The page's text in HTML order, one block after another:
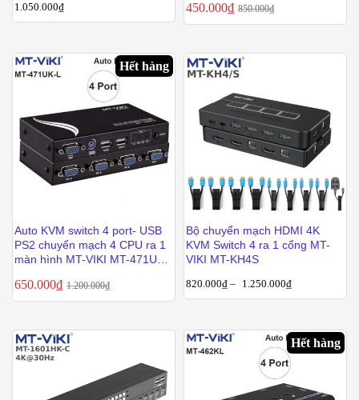
1.050.000₫ 450.000₫ 850.000₫
Hết hàng
Auto KVM switch 4 port- USB
PS2 chuyển mạch 4 CPU ra 1
màn hình MT-VIKI MT-471UK-
650.000₫ 1.200.000₫
Bộ chuyển mạch HDMI 4K
KVM Switch 4 ra 1 cổng MT-
VIKI MT-KH4S
820.000₫ – 1.250.000₫
Hết hàng